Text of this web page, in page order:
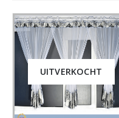
UITVERKOCHT